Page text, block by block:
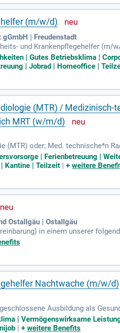
(m/w/d)
| Freudenstadt
und Krankenpflegehelfer
für unsere Patient:innen als
Patientenversorgung sowie die
delegierte pflegerische
Bewerben Sie sich jetzt und
| Gutes Betriebsklima |
| Jobrad | Homeoffice |
(MTR) /
MRT (w/m/d)
(MTR) oder; Med. technische*n
oder Teilzeit unbefristet zu
| Ferienbetreuung |
| Kantine | Teilzeit |+weitere
Ostallgäu | Ostallgäu
in einem unserer
Tagespflege; Essen auf Rädern;
Nachtwache (m/w/d)
Ausbildung als
(m/w/d) oder eine vergleichbare
| Vermögenswirksame
|+weitere Benefits